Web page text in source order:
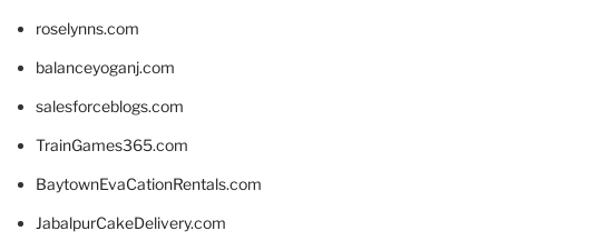
roselynns.com
balanceyoganj.com
salesforceblogs.com
TrainGames365.com
BaytownEvaCationRentals.com
JabalpurCakeDelivery.com